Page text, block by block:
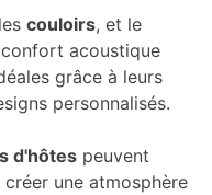
couloirs, et le
acoustique
grâce à leurs
personnalisés.
d'hôtes peuvent
une atmosphère